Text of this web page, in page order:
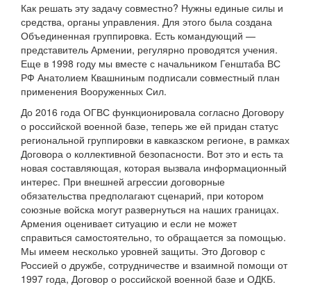
Как решать эту задачу совместно? Нужны единые силы и
средства, органы управления. Для этого была создана
Объединенная группировка. Есть командующий —
представитель Армении, регулярно проводятся учения.
Еще в 1998 году мы вместе с начальником Генштаба ВС
РФ Анатолием Квашниным подписали совместный план
применения Вооруженных Сил.
До 2016 года ОГВС функционировала согласно Договору
о российской военной базе, теперь же ей придан статус
региональной группировки в кавказском регионе, в рамках
Договора о коллективной безопасности. Вот это и есть та
новая составляющая, которая вызвала информационный
интерес. При внешней агрессии договорные
обязательства предполагают сценарий, при котором
союзные войска могут развернуться на наших границах.
Армения оценивает ситуацию и если не может
справиться самостоятельно, то обращается за помощью.
Мы имеем несколько уровней защиты. Это Договор с
Россией о дружбе, сотрудничестве и взаимной помощи от
1997 года, Договор о российской военной базе и ОДКБ.